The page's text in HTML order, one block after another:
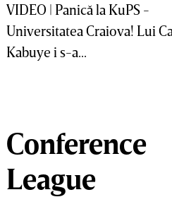
VIDEO | Panică la KuPS -
Universitatea Craiova! Lui
Kabuye i s-a...
Conference
League